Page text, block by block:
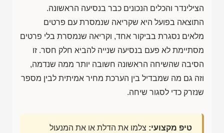
הצילינדר והכלים הנכונים כבר בנסיעה הראשונה.
התוצאה בפועל היא שקריאה שנמסרת עם פרטים
מלאים נסגרת בביקור אחד, וקריאה שנמסרת בלי פרטים
מסתיימת לא פעם בנסיעה שנייה להביא חלק חסר. זו
הסיבה שהשיחה הראשונה חשובה יותר ממה שנדמה,
וזה גם מה שמבדיל בין הערכת מחיר אמיתית לבין מספר
שנזרק כדי לסגור שיחה.
טיפ מקצועי: צלמו את הדלת או את המנעול